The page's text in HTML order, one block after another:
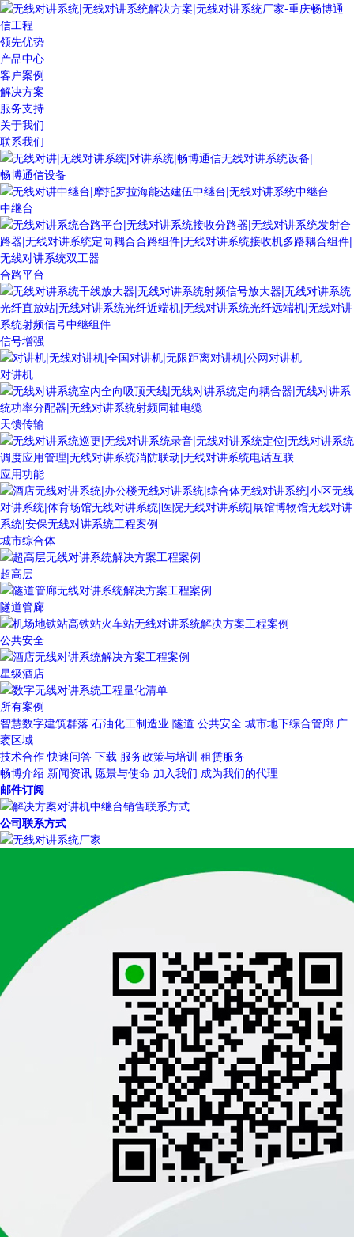
领先优势
产品中心
客户案例
解决方案
服务支持
关于我们
联系我们
畅博通信设备
中继台
合路平台
信号增强
对讲机
天馈传输
应用功能
城市综合体
超高层
隧道管廊
公共安全
星级酒店
所有案例
智慧数字建筑群落 石油化工制造业 隧道 公共安全 城市地下综合管廊 广
袤区域
技术合作 快速问答 下载 服务政策与培训 租赁服务
畅博介绍 新闻资讯 愿景与使命 加入我们 成为我们的代理
邮件订阅
公司联系方式